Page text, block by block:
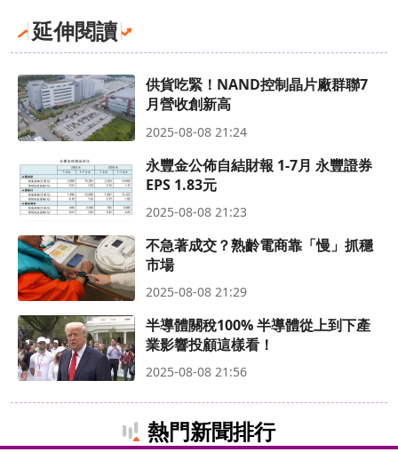
延伸閱讀
供貨吃緊！NAND控制晶片廠群聯7
月營收創新高
2025-08-08 21:24
永豐金公佈自結財報 1-7月 永豐證券
EPS 1.83元
2025-08-08 21:23
不急著成交？熟齡電商靠「慢」抓穩
市場
2025-08-08 21:29
半導體關稅100% 半導體從上到下產
業影響投顧這樣看！
2025-08-08 21:56
熱門新聞排行